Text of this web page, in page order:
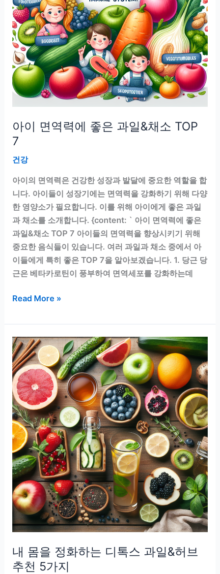
위
한
맛
있
는
건
강
레
피
아이 면역력에 좋은 과일&채소 TOP
7
건강
아이의 면역력은 건강한 성장과 발달에 중요한 역할을 합
니다. 아이들이 성장기에는 면역력을 강화하기 위해 다양
한 영양소가 필요합니다. 이를 위해 아이에게 좋은 과일
과 채소를 소개합니다. {content: ` 아이 면역력에 좋은
과일&채소 TOP 7 아이들의 면역력을 향상시키기 위해
중요한 음식들이 있습니다. 여러 과일과 채소 중에서 아
이들에게 특히 좋은 TOP 7을 알아보겠습니다. 1. 당근 당
근은 베타카로틴이 풍부하여 면역세포를 강화하는데
아
면
역
력
에
좋
은
과
일
&
채
소
TOP
7
Read More »
내 몸을 정화하는 디톡스 과일&허브
추천 5가지